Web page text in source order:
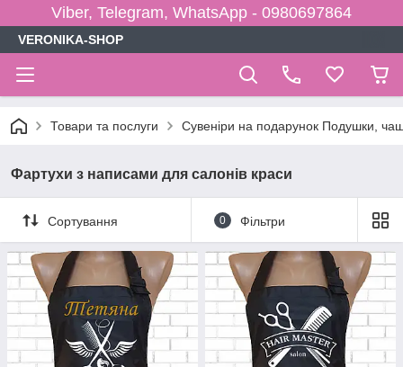
Viber, Telegram, WhatsApp - 0980697864
VERONIKA-SHOP
Товари та послуги Сувеніри на подарунок Подушки,
Фартухи з написами для салонів краси
Сортування 0 Фільтри